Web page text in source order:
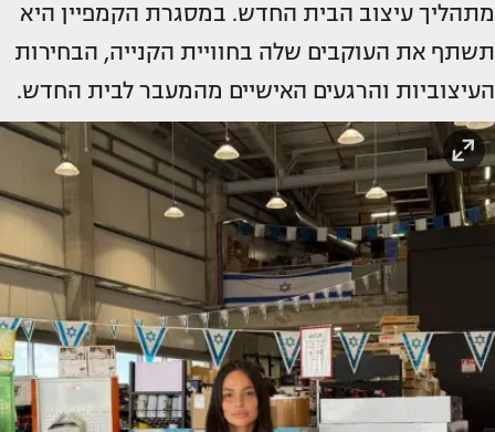
מתהליך עיצוב הבית החדש. במסגרת הקמפיין היא
תשתף את העוקבים שלה בחוויית הקנייה, הבחירות
העיצוביות והרגעים האישיים מהמעבר לבית החדש.